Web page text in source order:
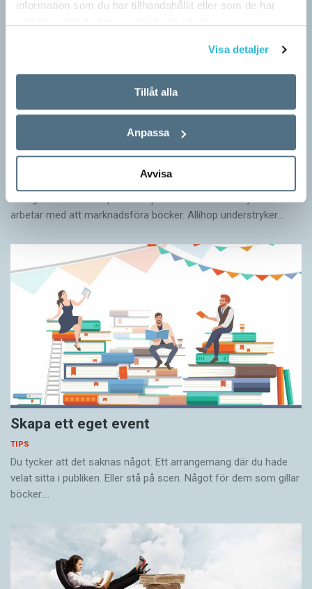
information som du har tillhandahållit eller som de har
Visa detaljer
Tillåt alla
Anpassa
Avvisa
Nå ut med din bok
förlagsanställda och personer på kommunikationsbyråer som
arbetar med att marknadsföra böcker. Allihop understryker…
Skapa ett eget event
TIPS
Du tycker att det saknas något. Ett arrangemang där du hade
velat sitta i publiken. Eller stå på scen. Något för dem som gillar
böcker.…